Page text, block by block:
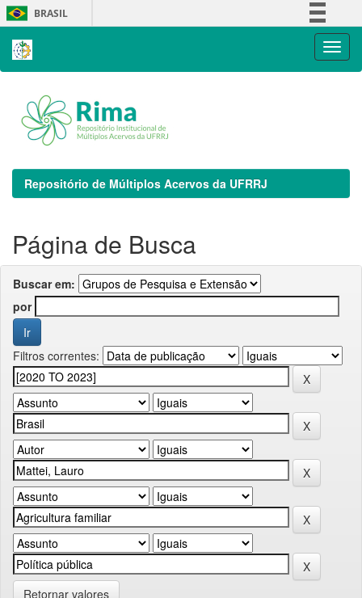
Skip
navigation
BRASIL
Repositório de Múltiplos Acervos da UFRRJ
Página de Busca
Buscar em:
por
Filtros correntes:
Retornar valores